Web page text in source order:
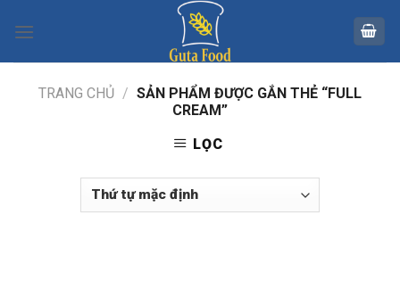
TRANG CHỦ / SẢN PHẨM ĐƯỢC GẮN THẺ “FULL
CREAM”
LỌC